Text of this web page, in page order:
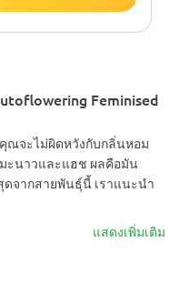
Feminised
ณจะไม่ผิดหวังกับกลิ่นหอม
ะนาวและแฮช ผลคือมัน
ดจากสายพันธุ์นี้ เราแนะนำ
แสดงเพิ่มเติม